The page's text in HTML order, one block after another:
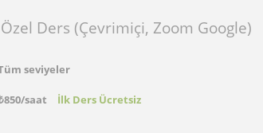
Ders (Çevrimiçi, Zoom Google)
seviyeler
850/saat İlk Ders Ücretsiz